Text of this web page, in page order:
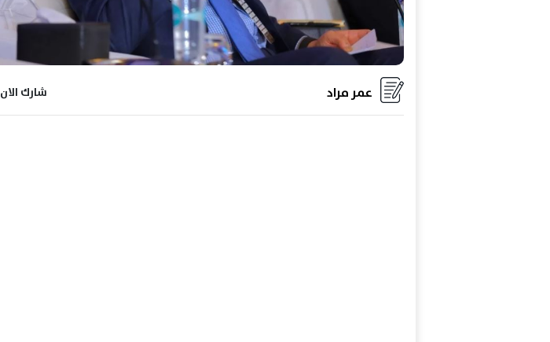
شارك الان عمر مراد